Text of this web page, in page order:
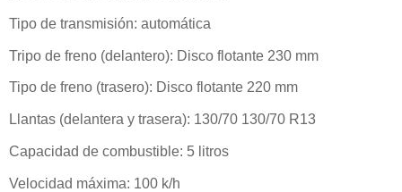
Tipo de transmisión: automática
Tripo de freno (delantero): Disco flotante 230 mm
Tipo de freno (trasero): Disco flotante 220 mm
Llantas (delantera y trasera): 130/70 130/70 R13
Capacidad de combustible: 5 litros
Velocidad máxima: 100 k/h